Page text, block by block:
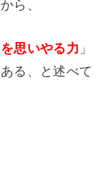
ら、
思いやる力 」
る、と述べて